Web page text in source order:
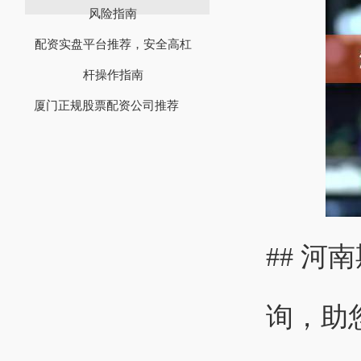
风险指南
配资实盘平台推荐，安全高杠
杆操作指南
厦门正规股票配资公司推荐
## 河
询，助